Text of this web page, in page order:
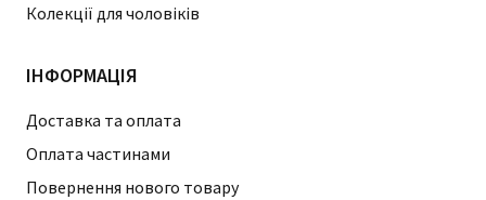
Колекції для чоловіків
ІНФОРМАЦІЯ
Доставка та оплата
Оплата частинами
Повернення нового товару